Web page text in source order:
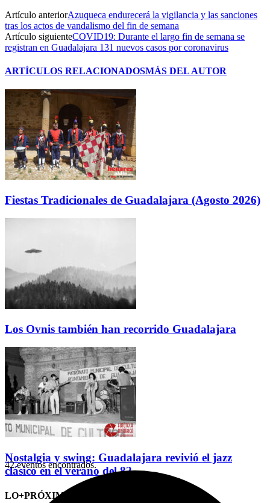
Artículo anteriorAzuqueca endurecerá la vigilancia y las sanciones
tras los actos de vandalismo del fin de semana
Artículo siguienteCOVID19: Durante el largo fin de semana se
registran en Guadalajara 131 nuevos casos por coronavirus
ARTÍCULOS RELACIONADOSMÁS DEL AUTOR
Fiestas Tradicionales de Guadalajara (Agosto 2026)
Los Ovnis también han recorrido Guadalajara
Nostalgia y swing: Guadalajara revivió el jazz
clásico en el verano del 82
LO+PRÓXIMO (CITAS)
42 eventos encontrados.